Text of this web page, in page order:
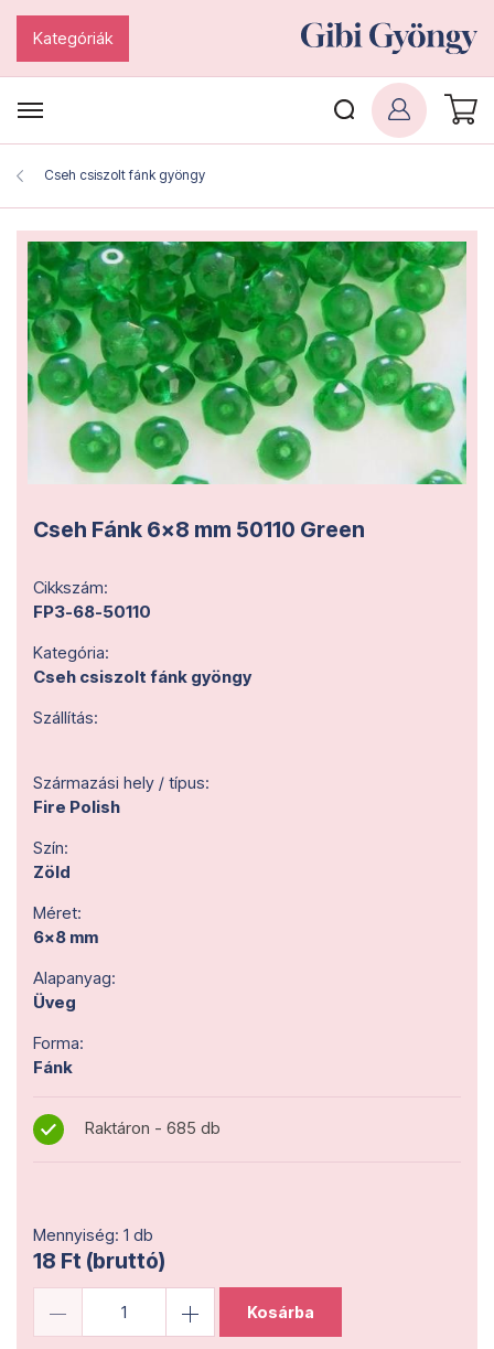
Kategóriák
Cseh csiszolt fánk gyöngy
Cseh Fánk 6x8 mm 50110 Green
Cikkszám:
FP3-68-50110
Kategória:
Cseh csiszolt fánk gyöngy
Szállítás:
Származási hely / típus:
Fire Polish
Szín:
Zöld
Méret:
6x8 mm
Alapanyag:
Üveg
Forma:
Fánk
Raktáron - 685 db
Mennyiség: 1 db
18 Ft (bruttó)
Kosárba